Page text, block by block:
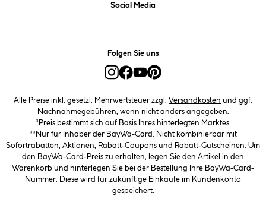
Social Media
Folgen Sie uns
Alle Preise inkl. gesetzl. Mehrwertsteuer zzgl. Versandkosten und ggf.
Nachnahmegebühren, wenn nicht anders angegeben.
*Preis bestimmt sich auf Basis Ihres hinterlegten Marktes.
**Nur für Inhaber der BayWa-Card. Nicht kombinierbar mit
Sofortrabatten, Aktionen, Rabatt-Coupons und Rabatt-Gutscheinen. Um
den BayWa-Card-Preis zu erhalten, legen Sie den Artikel in den
Warenkorb und hinterlegen Sie bei der Bestellung Ihre BayWa-Card-
Nummer. Diese wird für zukünftige Einkäufe im Kundenkonto
gespeichert.